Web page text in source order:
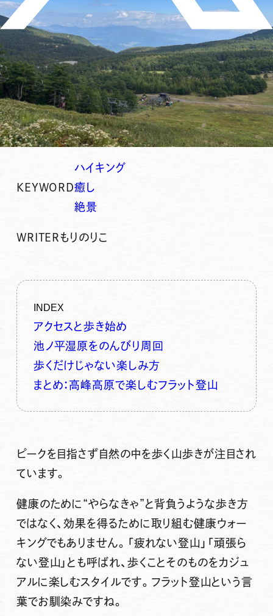
KEYWORD
ハイキング
癒し
絶景
WRITERもりのりこ
INDEX
アクセスと歩き始め
池ノ平湿原をのんびり周回
歩くだけじゃない楽しみ方
まとめ：高峰高原で楽しむフラット登山
ピークを目指さず自然の中を歩く山歩きが注目され
ています。
健康のために“やらなきゃ”と背負うような歩き方
ではなく、効果を得るために取り組む健康ウォー
キングでもありません。「疲れない登山」「頑張ら
ない登山」とも呼ばれ、歩くことそのものをカジュ
アルに楽しむスタイルです。 フラット登山という言
葉でお馴染みですね。